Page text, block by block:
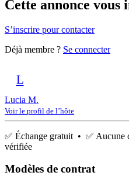
Cette annonce vous
S’inscrire pour contacter
Déjà membre ? Se connecter
L
Lucia M.
Voir le profil de l’hôte
✅ Échange gratuit • ✅
vérifiée
Modèles de contrat